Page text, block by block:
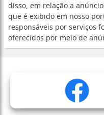
disso, em relação a
que é exibido em nosso
responsáveis por serviços
oferecidos por meio de